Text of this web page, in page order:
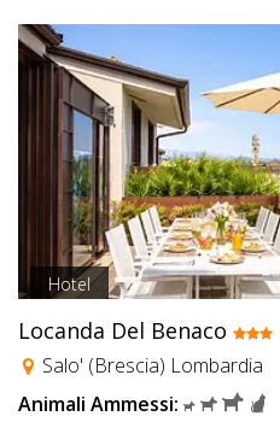
Hotel
Locanda Del Benaco
Salo' (Brescia) Lombardia
Animali Ammessi: